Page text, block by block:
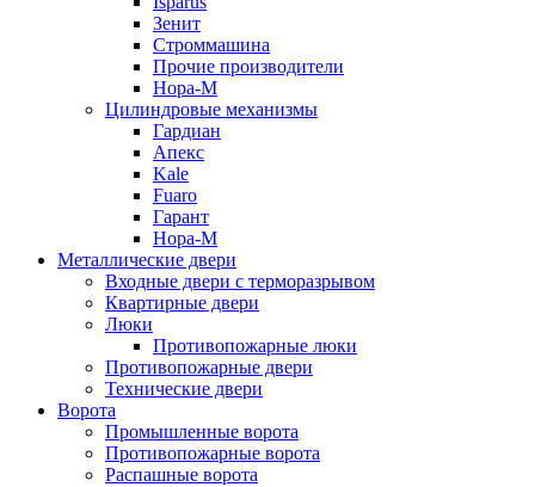
Зенит
Строммашина
Прочие производители
Нора-М
Цилиндровые механизмы
Гардиан
Апекс
Kale
Fuaro
Гарант
Нора-М
Металлические двери
Входные двери с терморазрывом
Квартирные двери
Люки
Противопожарные люки
Противопожарные двери
Технические двери
Ворота
Промышленные ворота
Противопожарные ворота
Распашные ворота